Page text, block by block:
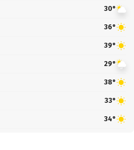
30°
36°
39°
29°
38°
33°
34°